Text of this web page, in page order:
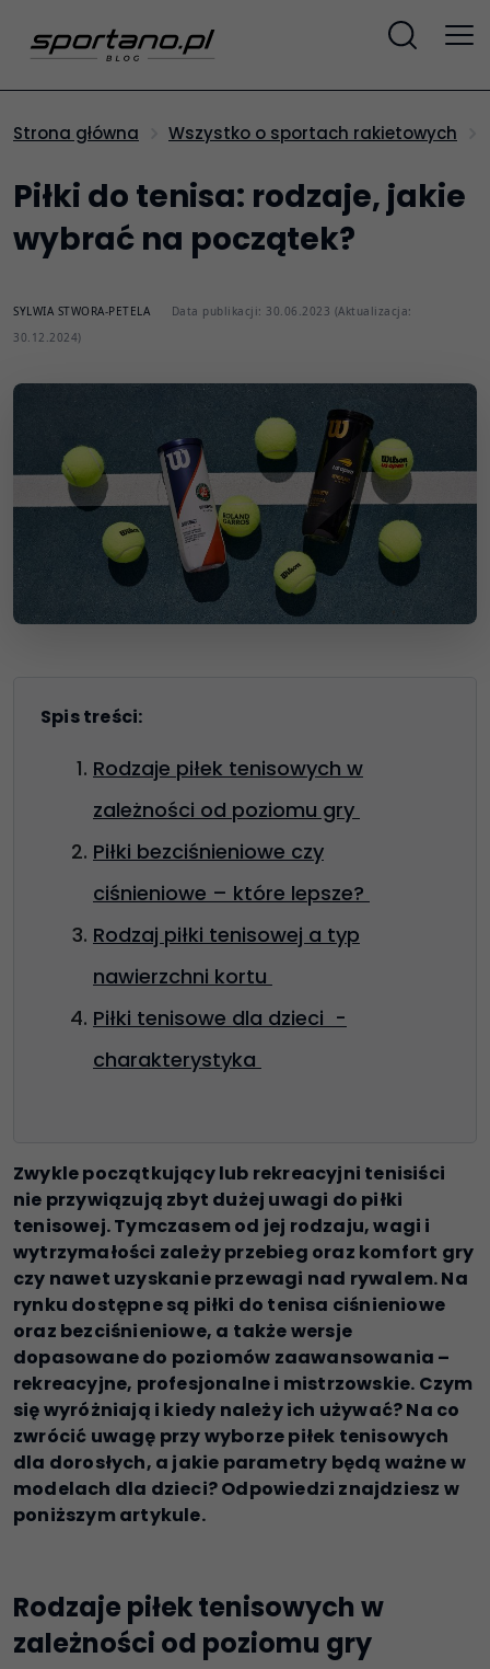
Strona główna Wszystko o sportach rakietowych
Piłki do tenisa: rodzaje, jakie
wybrać na początek?
SYLWIA STWORA-PETELA
Data publikacji: 30.06.2023 (Aktualizacja:
30.12.2024)
Spis treści:
Rodzaje piłek tenisowych w
zależności od poziomu gry
Piłki bezciśnieniowe czy
ciśnieniowe – które lepsze?
Rodzaj piłki tenisowej a typ
nawierzchni kortu
Piłki tenisowe dla dzieci -
charakterystyka
Zwykle początkujący lub rekreacyjni tenisiści
nie przywiązują zbyt dużej uwagi do piłki
tenisowej. Tymczasem od jej rodzaju, wagi i
wytrzymałości zależy przebieg oraz komfort gry
czy nawet uzyskanie przewagi nad rywalem. Na
rynku dostępne są piłki do tenisa ciśnieniowe
oraz bezciśnieniowe, a także wersje
dopasowane do poziomów zaawansowania –
rekreacyjne, profesjonalne i mistrzowskie. Czym
się wyróżniają i kiedy należy ich używać? Na co
zwrócić uwagę przy wyborze piłek tenisowych
dla dorosłych, a jakie parametry będą ważne w
modelach dla dzieci? Odpowiedzi znajdziesz w
poniższym artykule.
Rodzaje piłek tenisowych w
zależności od poziomu gry